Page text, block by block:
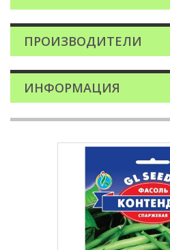
ПРОИЗВОДИТЕЛИ
ИНФОРМАЦИЯ